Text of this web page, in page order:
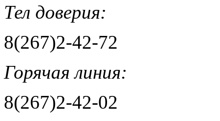
Тел доверия:
8(267)2-42-72
Горячая линия:
8(267)2-42-02